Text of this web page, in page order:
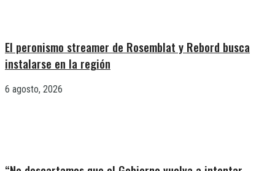
El peronismo streamer de Rosemblat y Rebord busca
instalarse en la región
6 agosto, 2026